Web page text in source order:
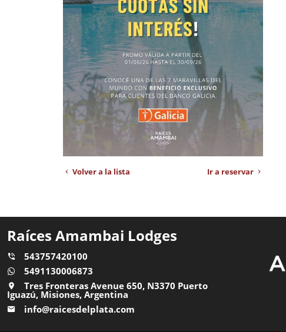
Volver a la lista Ir a reservar
Raíces Amambai Lodges
543757420100
5491130006873
Tres Fronteras Avenue 650, N3370 Puerto
Iguazú, Misiones, Argentina
info@raicesdelplata.com